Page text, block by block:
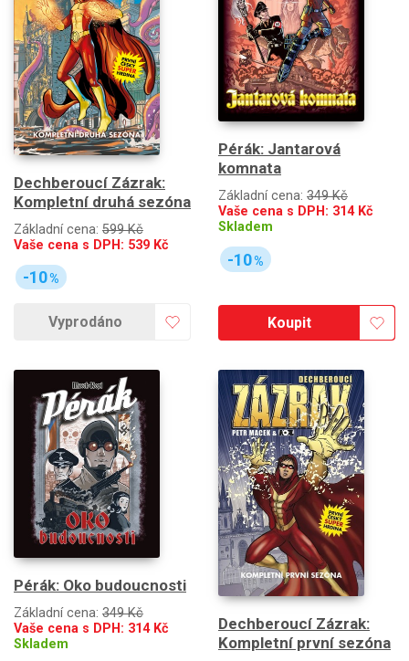
Dechberoucí Zázrak:
Kompletní druhá sezóna
Základní cena: 599 Kč
Vaše cena s DPH: 539 Kč
-10%
Vyprodáno
Pérák: Jantarová
komnata
Základní cena: 349 Kč
Vaše cena s DPH: 314Kč
Skladem
-10%
Koupit
Pérák: Oko budoucnosti
Základní cena: 349 Kč
Vaše cena s DPH: 314Kč
Skladem
Dechberoucí Zázrak:
Kompletní první sezóna